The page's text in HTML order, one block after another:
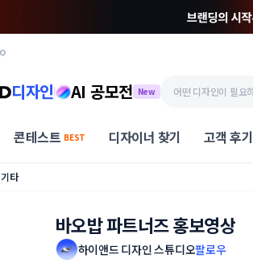
디자인 AI 공모전 New
콘테스트 BEST 디자이너 찾기 고객 후기
기타
바오밥 파트너즈 홍보영상
하이앤드 디자인 스튜디오팔로우